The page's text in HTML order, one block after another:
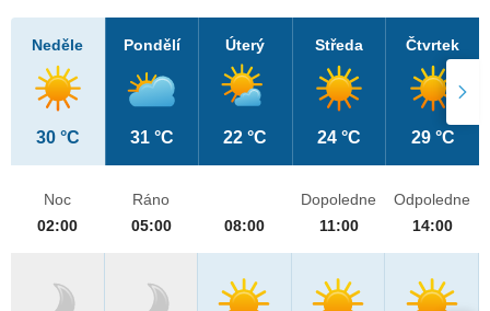
Neděle
30 °C
Pondělí
31 °C
Úterý
22 °C
Středa
24 °C
Čtvrtek
29 °C
Noc
02:00
Ráno
05:00
08:00
Dopoledne
11:00
Odpoledne
14:00